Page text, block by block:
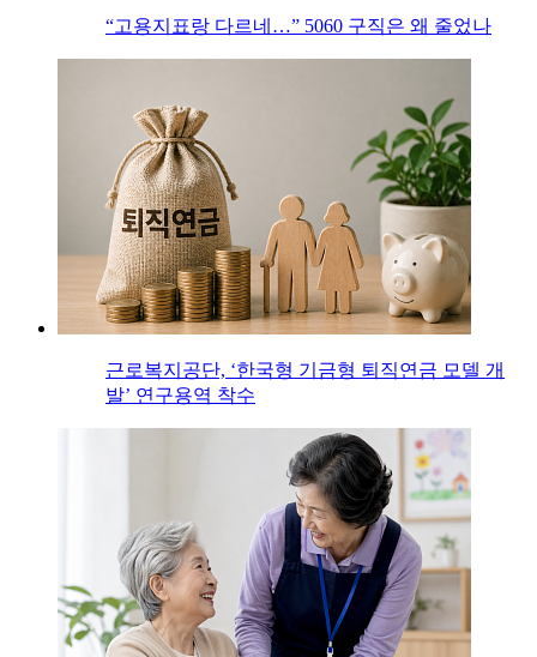
“고용지표랑 다르네…” 5060 구직은 왜 줄었나
근로복지공단, ‘한국형 기금형 퇴직연금 모델 개
발’ 연구용역 착수